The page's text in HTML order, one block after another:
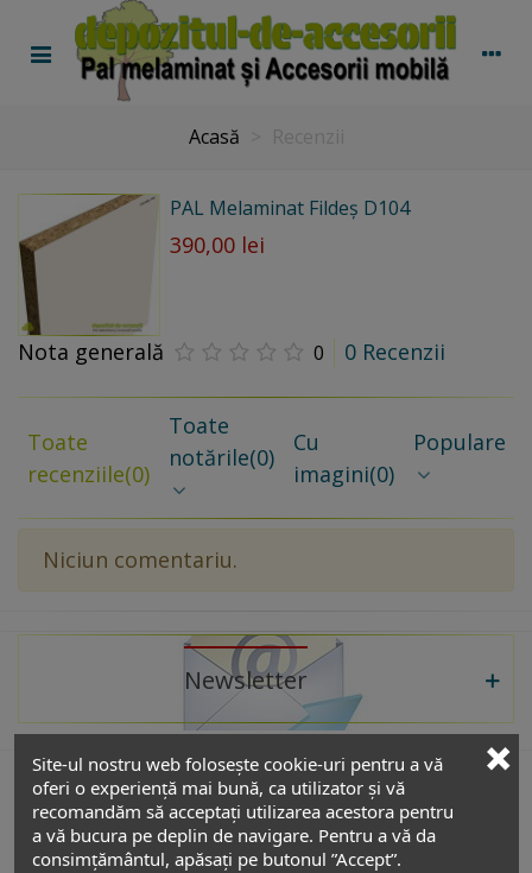
Acasă
PAL Melaminat Fildeș D104
390,00 lei
Nota generală 0 0 Recenzii
Toate
recenziile(0)
Toate
notările(0)
Cu
imagini(0)
Populare
Niciun comentariu.
Site-ul nostru web folosește cookie-uri pentru a vă
oferi o experiență mai bună, ca utilizator și vă
recomandăm să acceptați utilizarea acestora pentru
a vă bucura pe deplin de navigare. Pentru a vă da
consimțământul, apăsați pe butonul ”Accept”.
Newsletter
De interes